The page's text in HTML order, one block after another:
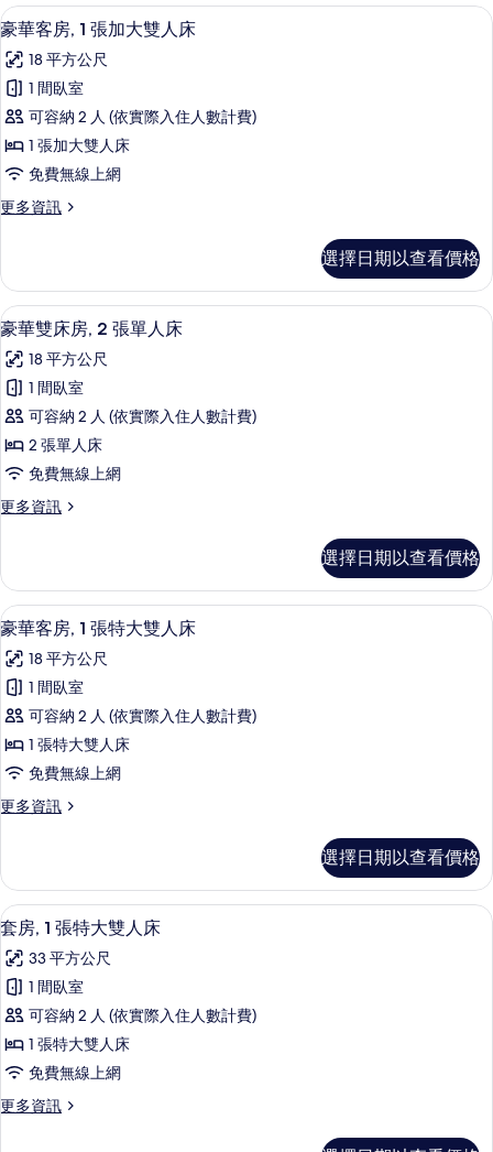
片
的
詳
顯
示
豪
華
客
房,
張
大
雙
人
床
的
所
有
相
片
豪華客房, 1 張加大雙人床 | 低過敏寢
1
豪華客房, 1 張加大雙人床
18 平方公尺
1 間臥室
可容納 2 人 (依實際入住人數計費)
1 張加大雙人床
免費無線上網
更多資訊
更
客
房,
1
加
大
雙
人
床
的
詳
情
選擇日期以查看價格
顯
示
豪
華
雙
床
2
單
人
床
的
所
有
相
片
豪華雙床房, 2 張單人床 | 低過敏寢具
1
豪華雙床房, 2 張單人床
18 平方公尺
1 間臥室
可容納 2 人 (依實際入住人數計費)
2 張單人床
免費無線上網
更多資訊
更
雙
床
房,
張
單
人
床
的
詳
情
選擇日期以查看價格
顯
示
豪
華
客
房,
張
大
雙
人
床
的
所
有
相
片
豪華客房, 1 張特大雙人床 | 低過敏寢
1
豪華客房, 1 張特大雙人床
18 平方公尺
1 間臥室
可容納 2 人 (依實際入住人數計費)
1 張特大雙人床
免費無線上網
更多資訊
更
客
房,
1
特
大
雙
人
床
的
詳
情
選擇日期以查看價格
顯
示
套
房,
1
張
特
大
套房, 1 張特大雙人床 | 低過敏寢具、
1
套房, 1 張特大雙人床
33 平方公尺
1 間臥室
可容納 2 人 (依實際入住人數計費)
1 張特大雙人床
免費無線上網
更多資訊
更